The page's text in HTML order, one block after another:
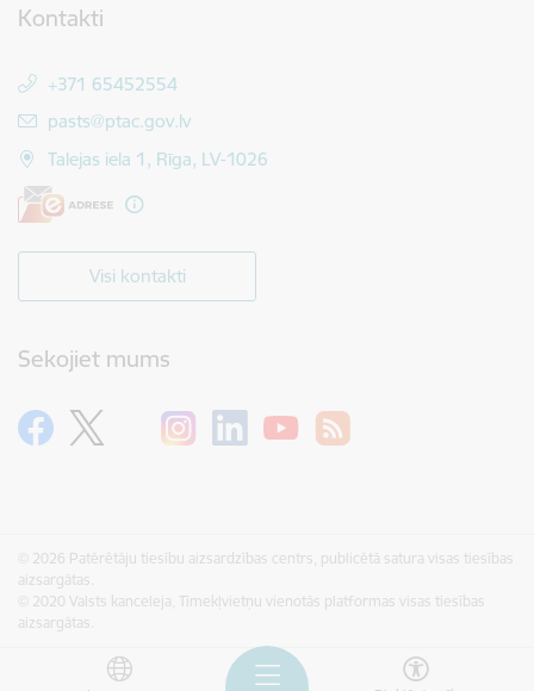
Kontakti
+371 65452554
E-pasts:
pasts@ptac.gov.lv
Talejas iela 1, Rīga, LV-1026
Visi kontakti
Sekojiet mums
© 2026 Patērētāju tiesību aizsardzības centrs, publicētā satura visas tiesības
aizsargātas.
© 2020 Valsts kanceleja, Tīmekļvietņu vienotās platformas visas tiesības
aizsargātas.